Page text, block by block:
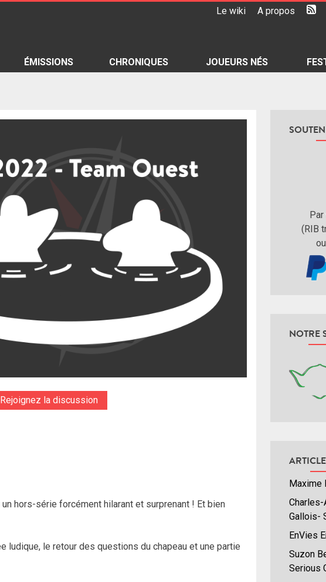
Le wiki A propos
ÉMISSIONS CHRONIQUES JOUEURS NÉS
Rejoignez la discussion
hors-série forcément hilarant et surprenant ! Et bien
ludique, le retour des questions du chapeau et une partie
Par
(RIB
NOTRE
Maxime
Gallois-
EnVies
Suzon
Serious